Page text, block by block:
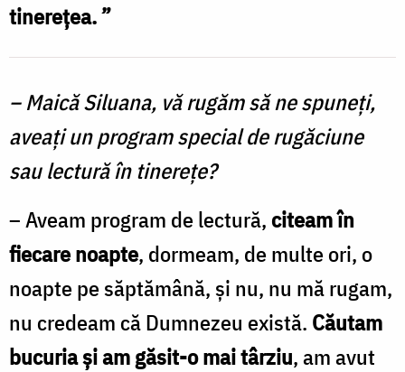
tinerețea. ”
– Maică Siluana, vă rugăm să ne spuneți,
aveați un program special de rugăciune
sau lectură în tinerețe?
– Aveam program de lectură,citeam în
fiecare noapte, dormeam, de multe ori, o
noapte pe săptămână, și nu, nu mă rugam,
nu credeam că Dumnezeu există. Căutam
bucuria și am găsit-o mai târziu, am avut